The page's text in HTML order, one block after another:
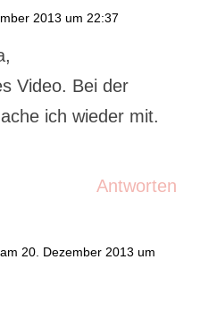
2013 um 22:37
Video. Bei der
ich wieder mit.
Antworten
am 20. Dezember 2013 um